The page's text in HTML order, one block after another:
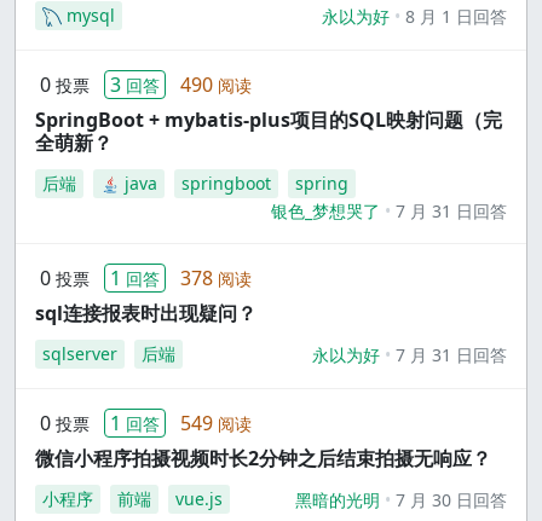
mysql 永以为好 8 月 1 日回答
0 投票 3 回答 490 阅读
SpringBoot + mybatis-plus项目的SQL映射问题（完
全萌新？
后端 java springboot
spring
银色_梦想哭了
7 月 31 日回答
0 投票 1 回答 378 阅读
sql连接报表时出现疑问？
sqlserver 后端 永以为好 7 月 31 日回答
0 投票 1 回答 549 阅读
微信小程序拍摄视频时长2分钟之后结束拍摄无响应？
小程序 前端 vue.js 黑暗的光明 7 月 30 日回答